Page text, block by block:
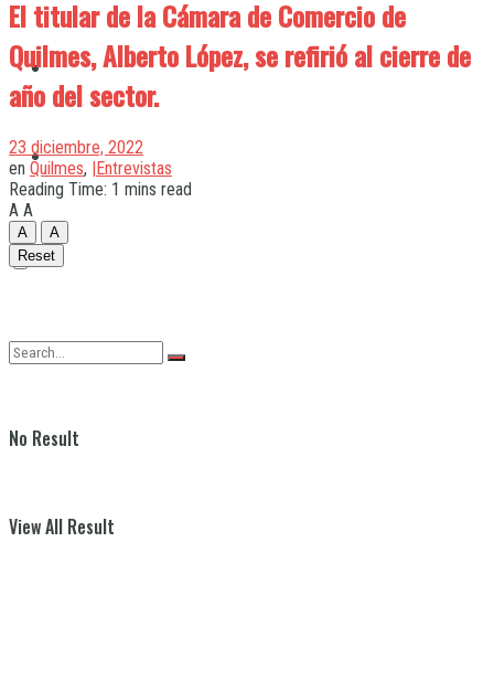
Quilmes
Varela
No Result
View All Result
El titular de la Cámara de Comercio de
Quilmes, Alberto López, se refirió al cierre de
año del sector.
23 diciembre, 2022
en Quilmes, |Entrevistas
Reading Time: 1 mins read
A A
A
A
Reset